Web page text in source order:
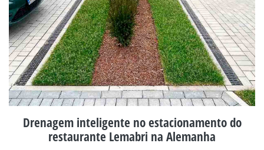
Drenagem inteligente no estacionamento do
restaurante Lemabri na Alemanha